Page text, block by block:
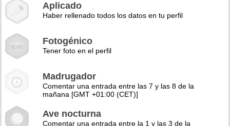
Aplicado
Haber rellenado todos los datos en tu perfil
Fotogénico
Tener foto en el perfil
Madrugador
Comentar una entrada entre las 7 y las 8 de la
mañana [GMT +01:00 (CET)]
Ave nocturna
Comentar una entrada entre la 1 y las 3 de la